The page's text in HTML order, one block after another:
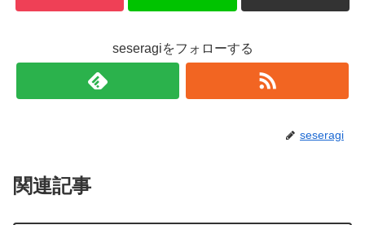
seseragiをフォローする
seseragi
関連記事